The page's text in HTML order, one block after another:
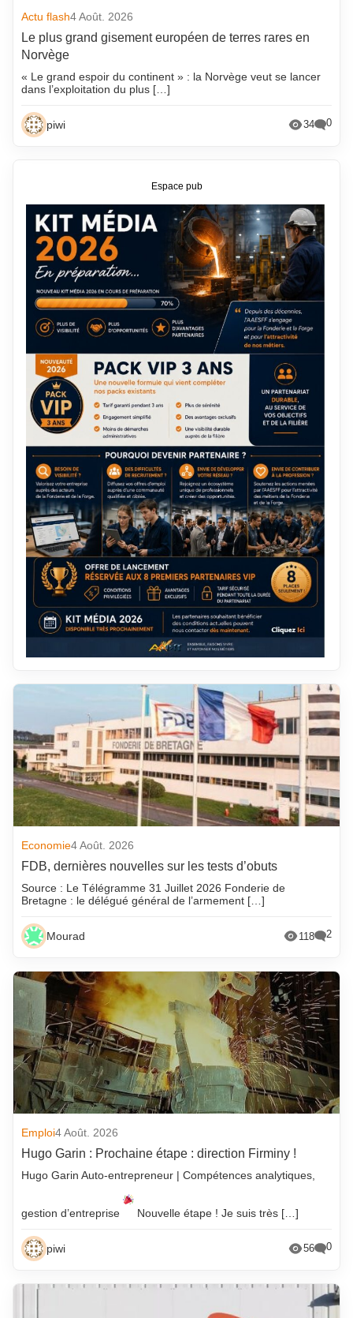
Actu flash4 Août. 2026
Le plus grand gisement européen de terres rares en
Norvège
« Le grand espoir du continent » : la Norvège veut se lancer
dans l’exploitation du plus […]
piwi 34 0
Economie4 Août. 2026
FDB, dernières nouvelles sur les tests d’obuts
Source : Le Télégramme 31 Juillet 2026 Fonderie de
Bretagne : le délégué général de l’armement […]
Mourad 118 2
Emploi4 Août. 2026
Hugo Garin : Prochaine étape : direction Firminy !
Hugo Garin Auto-entrepreneur | Compétences analytiques,
gestion d’entreprise Nouvelle étape ! Je suis très […]
piwi 56 0
Espace pub